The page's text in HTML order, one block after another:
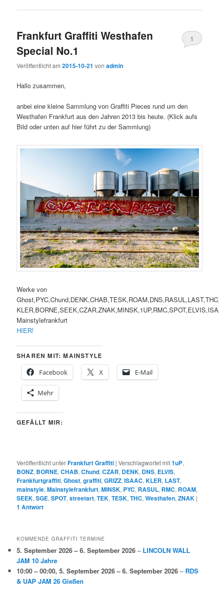
Frankfurt Graffiti Westhafen
Special No.1
Veröffentlicht am2015-10-21 vonadmin
1
Hallo zusammen,
anbei eine kleine Sammlung von Graffiti Pieces rund um den
Westhafen Frankfurt aus den Jahren 2013 bis heute. (Klick aufs
Bild oder unten auf hier führt zu der Sammlung)
Werke von
Mainstylefrankfurt
HIER!
SHAREN MIT: MAINSTYLE
Facebook
X E-Mail
Mehr
GEFÄLLT MIR:
Veröffentlicht unterFrankfurt Graffiti |Verschlagwortet mit1uP,
BONZ, BORNE,CHAB,Chund,CZAR, DENK, DNS, ELVIS,
Frankfurtgraffiti,Ghost,graffiti,GRIZZ,ISAAC,KLER, LAST,
mainstyle,Mainstylefrankfurt,MINSK, PYC, RASUL, RMC, ROAM,
SEEK,SGE,SPOT,streetart,TEK,TESK,THC,Westhafen,ZNAK |
1 Antwort
KOMMENDE GRAFFITI TERMINE
5. September 2026 – 6. September 2026 – LINCOLN WALL
JAM 10 Jahre
10:00 – 00:00,5. September 2026 – 6. September 2026 – RDS
& UAP JAM 26 Gießen